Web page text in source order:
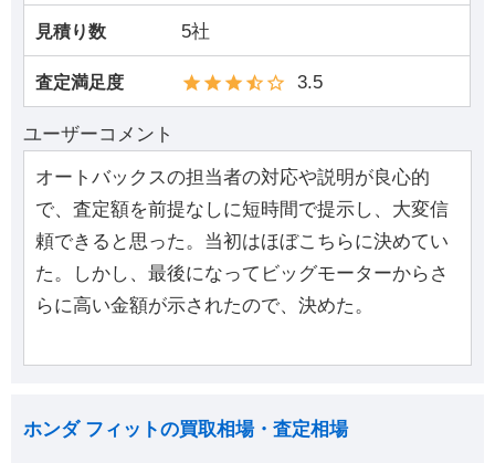
見積り数 5社
査定満足度 3.5
ユーザーコメント
オートバックスの担当者の対応や説明が良心的
で、査定額を前提なしに短時間で提示し、大変信
頼できると思った。当初はほぼこちらに決めてい
た。しかし、最後になってビッグモーターからさ
らに高い金額が示されたので、決めた。
ホンダ フィットの買取相場・査定相場